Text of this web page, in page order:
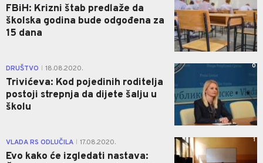
FBiH: Krizni štab predlaže da
školska godina bude odgođena za
15 dana
DRUŠTVO 18.08.2020.
Trivićeva: Kod pojedinih roditelja
postoji strepnja da dijete šalju u
školu
0
VLADA RS ODLUČILA 17.08.2020.
Evo kako će izgledati nastava:
1